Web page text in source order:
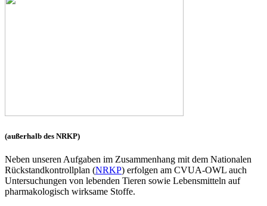
(außerhalb des NRKP)
Neben unseren Aufgaben im Zusammenhang mit dem Nationalen
Rückstandkontrollplan (NRKP) erfolgen am CVUA-OWL auch
Untersuchungen von lebenden Tieren sowie Lebensmitteln auf
pharmakologisch wirksame Stoffe.